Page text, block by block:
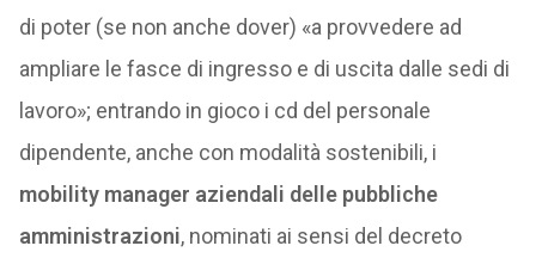
di poter (se non anche dover) «a provvedere ad
ampliare le fasce di ingresso e di uscita dalle sedi di
lavoro»; entrando in gioco i cd del personale
dipendente, anche con modalità sostenibili, i
mobility manager aziendali delle pubbliche
amministrazioni, nominati ai sensi del decreto